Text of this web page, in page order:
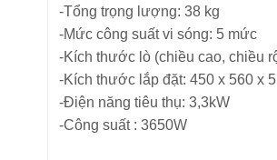
-Tổng trọng lượng: 38 kg
-Mức công suất vi sóng: 5 mức
-Kích thước lò (chiều cao, chiều
-Kích thước lắp đặt: 450 x 560 x
-Điện năng tiêu thụ: 3,3kW
-Công suất : 3650W